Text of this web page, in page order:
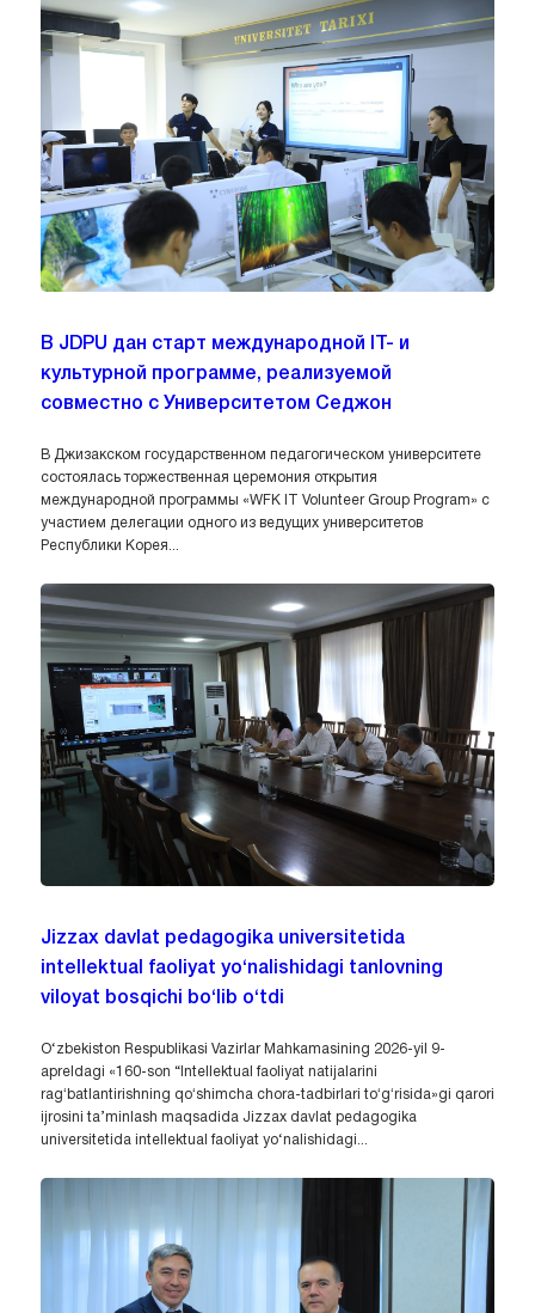
В JDPU дан старт международной IT- и
культурной программе, реализуемой
совместно с Университетом Седжон
В Джизакском государственном педагогическом университете
состоялась торжественная церемония открытия
международной программы «WFK IT Volunteer Group Program» с
участием делегации одного из ведущих университетов
Республики Корея...
Jizzax davlat pedagogika universitetida
intellektual faoliyat yo‘nalishidagi tanlovning
viloyat bosqichi bo‘lib o‘tdi
O‘zbekiston Respublikasi Vazirlar Mahkamasining 2026-yil 9-
apreldagi «160-son “Intellektual faoliyat natijalarini
ragʻbatlantirishning qoʻshimcha chora-tadbirlari toʻgʻrisida»gi qarori
ijrosini ta’minlash maqsadida Jizzax davlat pedagogika
universitetida intellektual faoliyat yo‘nalishidagi...